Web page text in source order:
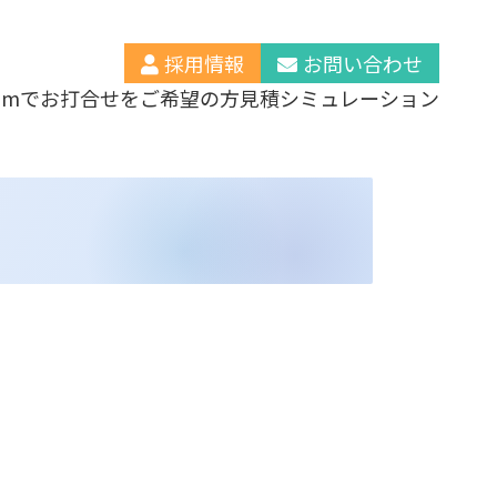
採用情報
お問い合わせ
でお打合せをご希望の方見積シミュレーション